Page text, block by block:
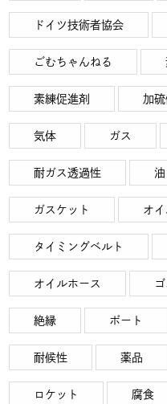
ドイツ技術者協会
ごむちゃんねる
素練促進剤 加硫
気体 ガス
耐ガス透過性 油
ガスケット オ
タイミングベルト
オイルホース
絶縁 ボート
耐候性 薬品
ロケット 腐食